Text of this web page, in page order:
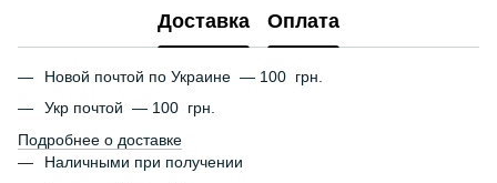
Доставка Оплата
Новой почтой по Украине — 100 грн.
Укр почтой — 100 грн.
Подробнее о доставке
Наличными при получении